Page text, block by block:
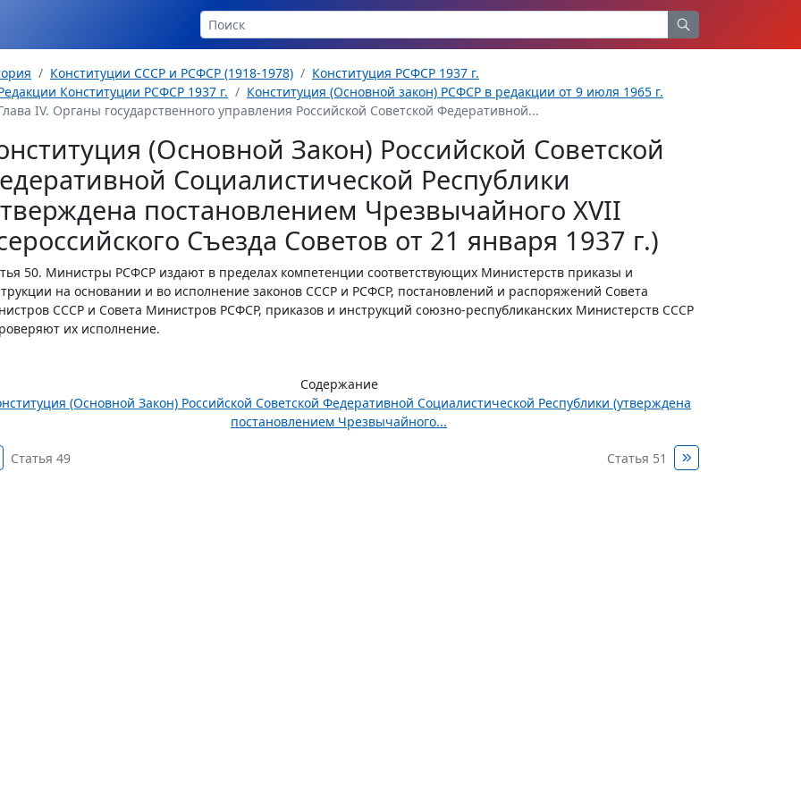
Конституции СССР и РСФСР (1918-1978)
Конституция РСФСР 1937 г.
Конституции РСФСР 1937 г.
Конституция (Основной закон) РСФСР в редакции от 9 июля 1965 г.
IV. Органы государственного управления Российской Советской Федеративной...
(Основной Закон) Российской Советской
Социалистической Республики
постановлением Чрезвычайного XVII
Съезда Советов от 21 января 1937 г.)
50. Министры РСФСР издают в пределах компетенции соответствующих Министерств приказы и
на основании и во исполнение законов СССР и РСФСР, постановлений и распоряжений Совета
СССР и Совета Министров РСФСР, приказов и инструкций союзно-республиканских Министерств СССР
их исполнение.
Содержание
(Основной Закон) Российской Советской Федеративной Социалистической Республики (утверждена
постановлением Чрезвычайного...
Статья 49 Статья 51